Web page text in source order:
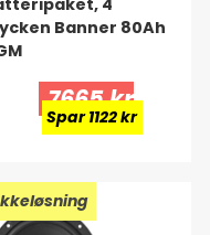
Banner 80Ah
7665 kr
Spar 1122 kr